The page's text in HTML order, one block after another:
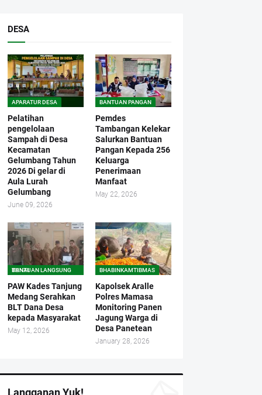
DESA
APARATUR DESA
Pelatihan
pengelolaan
Sampah di Desa
Kecamatan
Gelumbang Tahun
2026 Di gelar di
Aula Lurah
Gelumbang
June 09, 2026
BANTUAN PANGAN
Pemdes
Tambangan Kelekar
Salurkan Bantuan
Pangan Kepada 256
Keluarga
Penerimaan
Manfaat
May 22, 2026
BANTUAN LANGSUNG TUNAI
PAW Kades Tanjung
Medang Serahkan
BLT Dana Desa
kepada Masyarakat
May 12, 2026
BHABINKAMTIBMAS
Kapolsek Aralle
Polres Mamasa
Monitoring Panen
Jagung Warga di
Desa Panetean
January 28, 2026
Langganan Yuk!